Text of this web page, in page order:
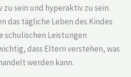
sein und hyperaktiv zu sein.
das tägliche Leben des Kindes
schulischen Leistungen
dass Eltern verstehen, was
werden kann.